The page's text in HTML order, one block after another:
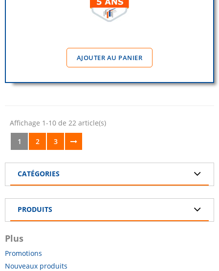
AJOUTER AU PANIER
Affichage 1-10 de 22 article(s)
1
2 3
CATÉGORIES
PRODUITS
Plus
Promotions
Nouveaux produits